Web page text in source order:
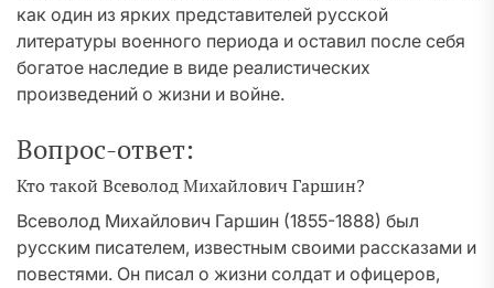
как один из ярких представителей русской
литературы военного периода и оставил после себя
богатое наследие в виде реалистических
произведений о жизни и войне.
Вопрос-ответ:
Кто такой Всеволод Михайлович Гаршин?
Всеволод Михайлович Гаршин (1855-1888) был
русским писателем, известным своими рассказами и
повестями. Он писал о жизни солдат и офицеров,